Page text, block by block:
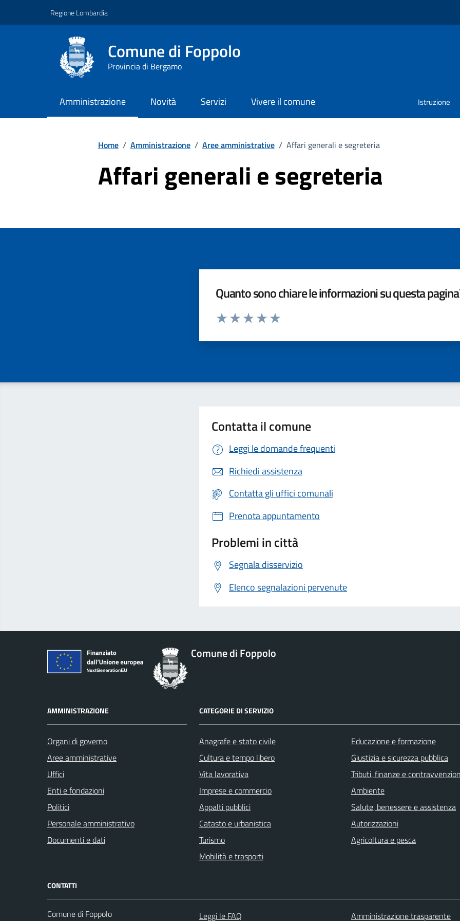
Regione Lombardia
Comune di Foppolo
Provincia di Bergamo
Amministrazione Novità Servizi Vivere il comune Istruzione
Home / Amministrazione / Aree amministrative / Affari generali e segreteria
Affari generali e segreteria
Quanto sono chiare le informazioni su questa
Valuta da 1 a 5 stelle la pagina
Contatta il comune
Leggi le domande frequenti
Richiedi assistenza
Contatta gli uffici comunali
Prenota appuntamento
Problemi in città
Segnala disservizio
Elenco segnalazioni pervenute
Comune di Foppolo
AMMINISTRAZIONE
Organi di governo
Aree amministrative
Uffici
Enti e fondazioni
Politici
Personale amministrativo
Documenti e dati
CATEGORIE DI SERVIZIO
Anagrafe e stato civile
Cultura e tempo libero
Vita lavorativa
Imprese e commercio
Appalti pubblici
Catasto e urbanistica
Turismo
Mobilità e trasporti
Educazione e formazione
Giustizia e sicurezza pubblica
Tributi, finanze e
Ambiente
Salute, benessere e assistenza
Autorizzazioni
Agricoltura e pesca
CONTATTI
Comune di Foppolo
Leggi le FAQ Amministrazione trasparente